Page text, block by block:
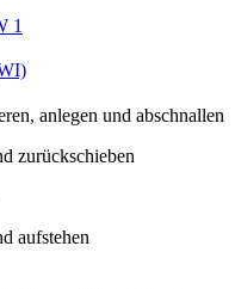
1
anlegen und abschnallen
zurückschieben
aufstehen